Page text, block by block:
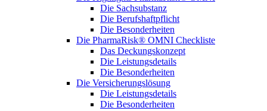
Die Sachsubstanz
Die Berufshaftpflicht
Die Besonderheiten
Die PharmaRisk® OMNI Checkliste
Das Deckungskonzept
Die Leistungsdetails
Die Besonderheiten
Die Versicherungslösung
Die Leistungsdetails
Die Besonderheiten